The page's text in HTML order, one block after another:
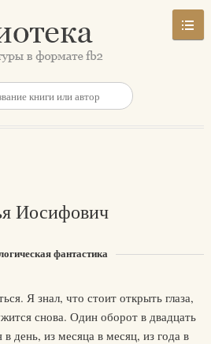
Иосифович
фантастика
Я знал, что стоит открыть глаза,
снова. Один оборот в двадцать
день, из месяца в месяц, из года в